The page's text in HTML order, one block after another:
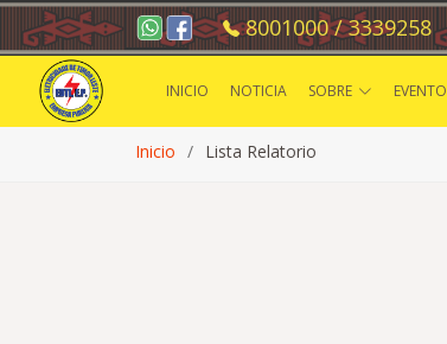
8001000 / 3339258
INICIO NOTICIA SOBRE EVENTO
Inicio Lista Relatorio